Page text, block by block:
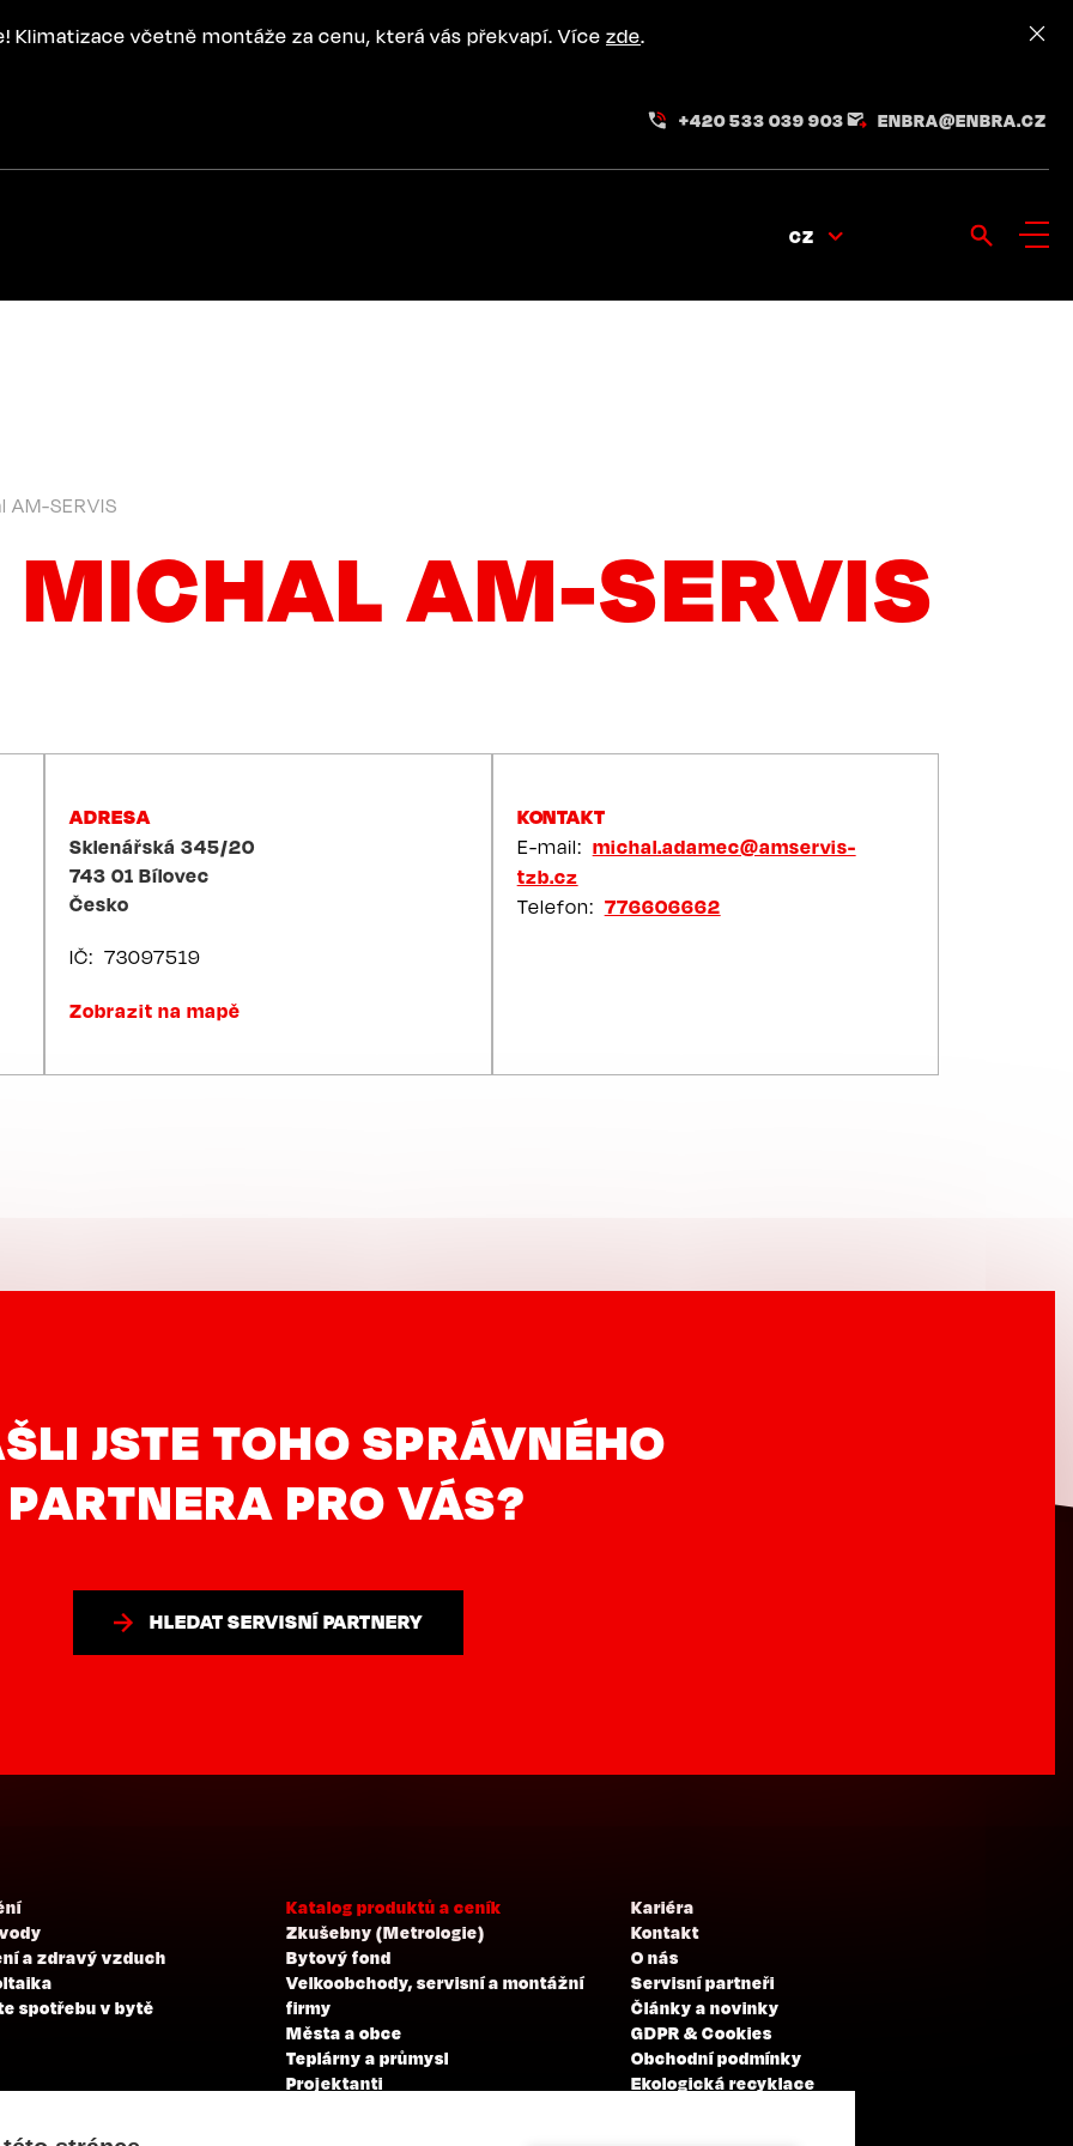
Klimatizace včetně montáže za cenu, která vás překvapí. Více zde.
+420 533 039 903 ENBRA@ENBRA.CZ
CZ
SERVIS
AM-SERVIS
ADRESA
Sklenářská 345/20
743 01 Bílovec
Česko
IČ 73097519
Zobrazit na mapě
KONTAKT
E-mail
michal.adamec@amservis-
tzb.cz
Telefon
776606662
JSTE TOHO SPRÁVNÉHO
PARTNERA PRO VÁS?
HLEDAT SERVISNÍ PARTNERY
a zdravý vzduch
spotřebu v bytě
Katalog produktů a ceník
Zkušebny (Metrologie)
Bytový fond
Velkoobchody, servisní a montážní
firmy
Města a obce
Teplárny a průmysl
Projektanti
Kariéra
Kontakt
O nás
Servisní partneři
Články a novinky
GDPR & Cookies
Obchodní podmínky
Ekologická recyklace